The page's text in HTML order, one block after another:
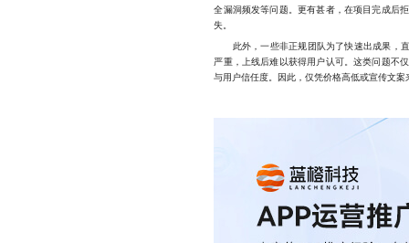
全漏洞频发等问题。更有甚者，在项目完成后
失。
此外，一些非正规团队为了快速出成果，直
严重，上线后难以获得用户认可。这类问题不
与用户信任度。因此，仅凭价格高低或宣传文